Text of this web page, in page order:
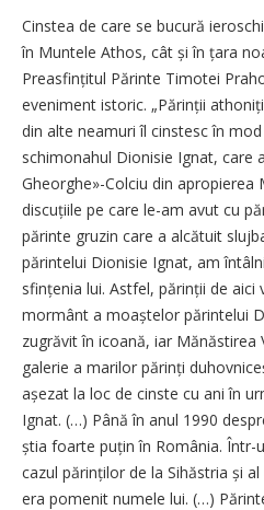
Cinstea de care se bucură
în Muntele Athos, cât și în țara
Preasfințitul Părinte Timotei
eveniment istoric. „Părinții
din alte neamuri îl cinstesc în
schimonahul Dionisie Ignat, care
Gheorghe»-Colciu din apropierea
discuțiile pe care le-am avut cu
părinte gruzin care a alcătuit
părintelui Dionisie Ignat, am
sfințenia lui. Astfel, părinții de
mormânt a moaștelor părintelui
zugrăvit în icoană, iar
galerie a marilor părinți
așezat la loc de cinste cu ani în
Ignat. (…) Până în anul 1990
știa foarte puțin în România. Într-
cazul părinților de la Sihăstria și
era pomenit numele lui. (…)